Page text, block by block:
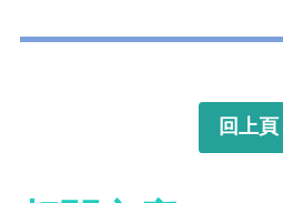
回上頁